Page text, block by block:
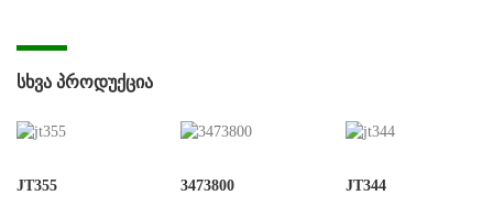
ᲡᲮᲕᲐ ᲞᲠᲝᲓᲣᲥᲪᲘᲐ
JT355 3473800 JT344